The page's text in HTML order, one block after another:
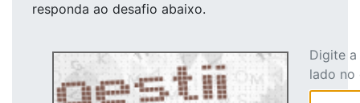
responda ao desafio abaixo.
Digite
lado no